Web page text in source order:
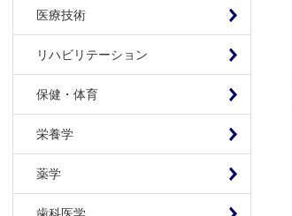
医療技術
リハビリテーション
保健・体育
栄養学
薬学